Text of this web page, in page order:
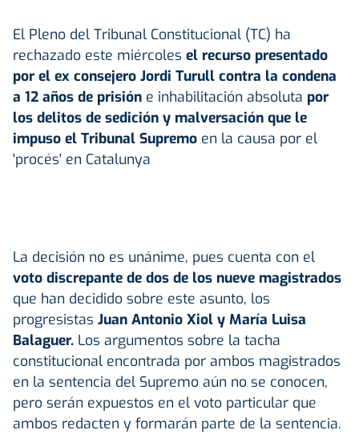
El Pleno del Tribunal Constitucional (TC) ha
rechazado este miércoles el recurso presentado
por el ex consejero Jordi Turull contra la condena
a 12 años de prisión e inhabilitación absoluta por
los delitos de sedición y malversación que le
impuso el Tribunal Supremo en la causa por el
'procés' en Catalunya
La decisión no es unánime, pues cuenta con el
voto discrepante de dos de los nueve magistrados
que han decidido sobre este asunto, los
progresistas Juan Antonio Xiol y María Luisa
Balaguer. Los argumentos sobre la tacha
constitucional encontrada por ambos magistrados
en la sentencia del Supremo aún no se conocen,
pero serán expuestos en el voto particular que
ambos redacten y formarán parte de la sentencia.